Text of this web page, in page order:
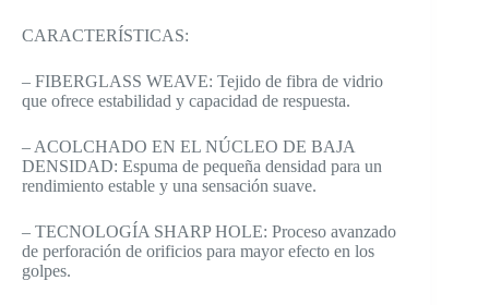
CARACTERÍSTICAS:
– FIBERGLASS WEAVE: Tejido de fibra de vidrio
que ofrece estabilidad y capacidad de respuesta.
– ACOLCHADO EN EL NÚCLEO DE BAJA
DENSIDAD: Espuma de pequeña densidad para un
rendimiento estable y una sensación suave.
– TECNOLOGÍA SHARP HOLE: Proceso avanzado
de perforación de orificios para mayor efecto en los
golpes.